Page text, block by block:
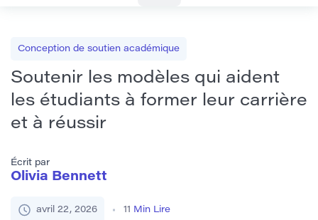
Conception de soutien académique
Soutenir les modèles qui aident
les étudiants à former leur carrière
et à réussir
Écrit par
Olivia Bennett
avril 22, 2026 11 Min Lire